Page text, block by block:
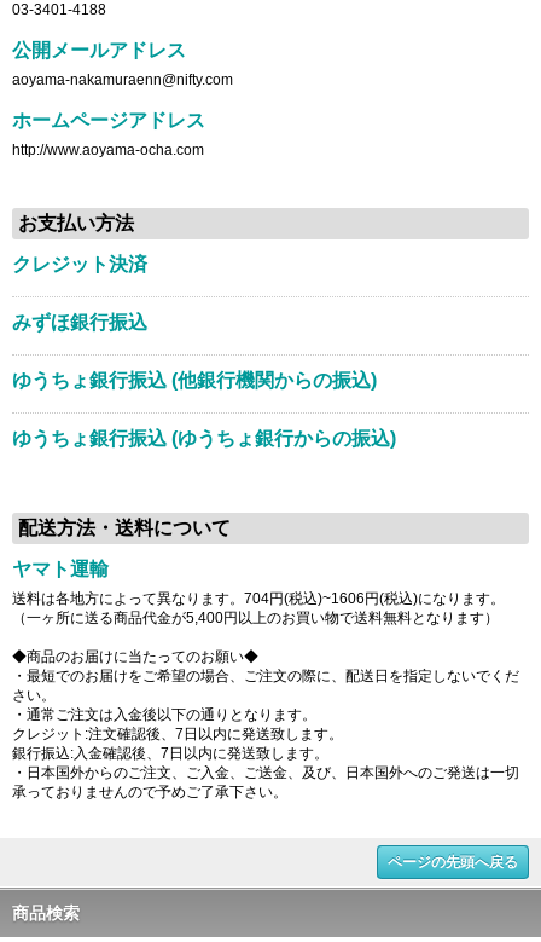
03-3401-4188
公開メールアドレス
aoyama-nakamuraenn@nifty.com
ホームページアドレス
http://www.aoyama-ocha.com
お支払い方法
クレジット決済
みずほ銀行振込
ゆうちょ銀行振込 (他銀行機関からの振込)
ゆうちょ銀行振込 (ゆうちょ銀行からの振込)
配送方法・送料について
ヤマト運輸
送料は各地方によって異なります。704円(税込)~1606円(税込)になります。
（一ヶ所に送る商品代金が5,400円以上のお買い物で送料無料となります）
◆商品のお届けに当たってのお願い◆
・最短でのお届けをご希望の場合、ご注文の際に、配送日を指定しないでくだ
さい。
・通常ご注文は入金後以下の通りとなります。
クレジット:注文確認後、7日以内に発送致します。
銀行振込:入金確認後、7日以内に発送致します。
・日本国外からのご注文、ご入金、ご送金、及び、日本国外へのご発送は一切
承っておりませんので予めご了承下さい。
ページの先頭へ戻る
商品検索